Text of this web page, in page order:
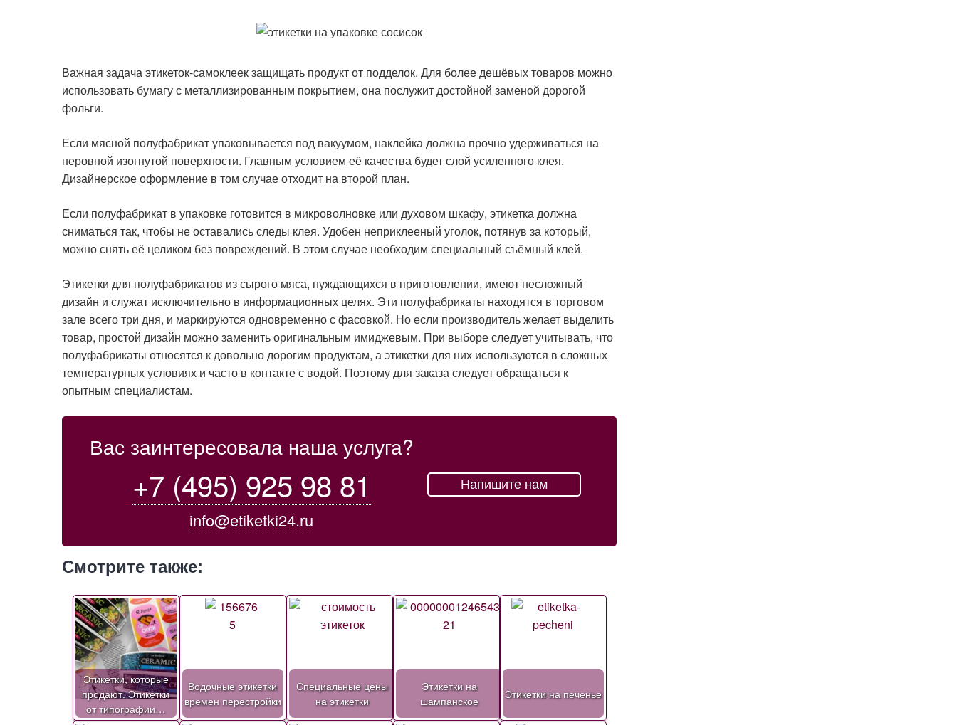
Важная задача этикеток-самоклеек защищать продукт от подделок. Для более дешёвых товаров можно
использовать бумагу с металлизированным покрытием, она послужит достойной заменой дорогой
фольги.
Если мясной полуфабрикат упаковывается под вакуумом, наклейка должна прочно удерживаться на
неровной изогнутой поверхности. Главным условием её качества будет слой усиленного клея.
Дизайнерское оформление в том случае отходит на второй план.
Если полуфабрикат в упаковке готовится в микроволновке или духовом шкафу, этикетка должна
сниматься так, чтобы не оставались следы клея. Удобен неприклееный уголок, потянув за который,
можно снять её целиком без повреждений. В этом случае необходим специальный съёмный клей.
Этикетки для полуфабрикатов из сырого мяса, нуждающихся в приготовлении, имеют несложный
дизайн и служат исключительно в информационных целях. Эти полуфабрикаты находятся в торговом
зале всего три дня, и маркируются одновременно с фасовкой. Но если производитель желает выделить
товар, простой дизайн можно заменить оригинальным имиджевым. При выборе следует учитывать, что
полуфабрикаты относятся к довольно дорогим продуктам, а этикетки для них используются в сложных
температурных условиях и часто в контакте с водой. Поэтому для заказа следует обращаться к
опытным специалистам.
Вас заинтересовала наша услуга?
+7 (495) 925 98 81
info@etiketki24.ru
Напишите нам
Смотрите также:
Этикетки, которые
продают. Этикетки
от типографии…
Водочные этикетки
времен перестройки
Специальные цены
на этикетки
Этикетки на
шампанское
Этикетки на печенье